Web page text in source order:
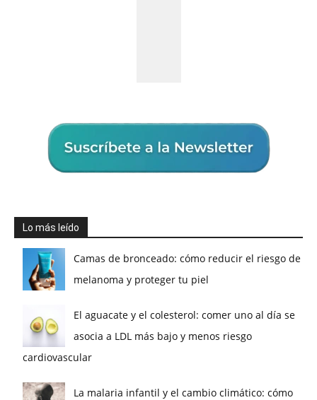
Lo más leído
Camas de bronceado: cómo reducir el riesgo de
melanoma y proteger tu piel
El aguacate y el colesterol: comer uno al día se
asocia a LDL más bajo y menos riesgo
cardiovascular
La malaria infantil y el cambio climático: cómo